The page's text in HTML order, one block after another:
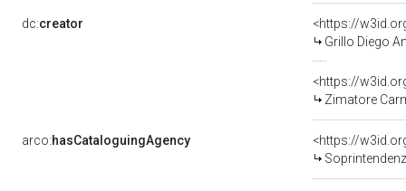
dc:creator
<https://
Grillo Diego
<https://
Zimatore
arco:hasCataloguingAgency
<https://